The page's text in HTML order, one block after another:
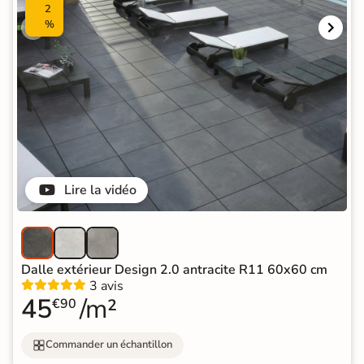
Lire la vidéo
2
%
Dalle extérieur Design 2.0 antracite R11 60x60 cm
3 avis
45€90 /m²
Commander un échantillon